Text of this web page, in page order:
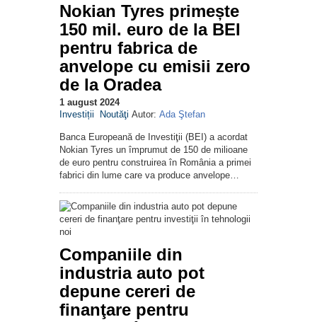
Nokian Tyres primește
150 mil. euro de la BEI
pentru fabrica de
anvelope cu emisii zero
de la Oradea
1 august 2024
Investiții
Noutăţi Autor: Ada Ştefan
Banca Europeană de Investiţii (BEI) a acordat
Nokian Tyres un împrumut de 150 de milioane
de euro pentru construirea în România a primei
fabrici din lume care va produce anvelope…
Companiile din
industria auto pot
depune cereri de
finanţare pentru